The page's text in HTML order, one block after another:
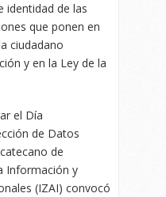
identidad de las
que ponen en
ciudadano
y en la Ley de la
el Día
de Datos
de
Información y
(IZAI) convocó